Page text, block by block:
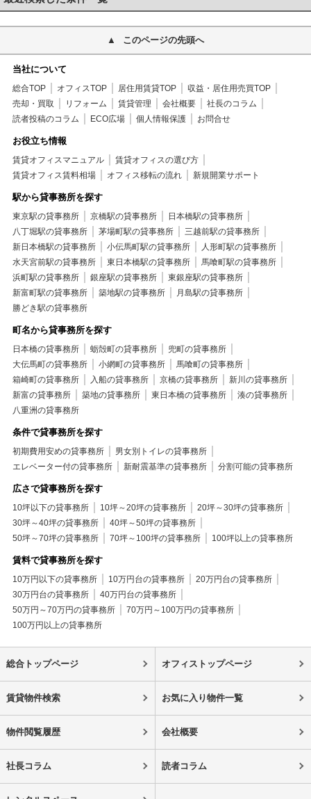
中央区+賃貸マンション+クロゼット
中央区+賃貸マンション+敷地内ごみ置
中央区+賃貸マンション+当社管理物件
中央区+賃貸マンション+24時間ゴミ出し可
中央区+賃貸マンション+2駅利用可
中央区+賃貸マンション+2沿線利用可
中央区+賃貸マンション+駅徒歩10分以内
中央区+賃貸マンション+外壁コンクリート
中央区+賃貸マンション+分譲賃貸
中央区+賃貸マンション+礼金不要
中央区+賃貸マンション+保証人不要
中央区+賃貸マンション+保証会社利用可
中央区+賃貸マンション+２Ｆ以上
このページの先頭へ
当社について
総合TOP オフィスTOP 居住用賃貸TOP
収益・居住用売買TOP
売却・買取
リフォーム 賃貸管理 会社概要
社長のコラム
読者投稿のコラム
ECO広場 個人情報保護 お問合せ
お役立ち情報
賃貸オフィスマニュアル
賃貸オフィスの選び方
賃貸オフィス賃料相場
オフィス移転の流れ 新規開業サポート
駅から貸事務所を探す
東京駅の貸事務所 京橋駅の貸事務所
日本橋駅の貸事務所
八丁堀駅の貸事務所
茅場町駅の貸事務所
三越前駅の貸事務所
新日本橋駅の貸事務所
小伝馬町駅の貸事務所
人形町駅の貸事務所
水天宮前駅の貸事務所
東日本橋駅の貸事務所
馬喰町駅の貸事務所
浜町駅の貸事務所
銀座駅の貸事務所
東銀座駅の貸事務所
新富町駅の貸事務所
築地駅の貸事務所
月島駅の貸事務所
勝どき駅の貸事務所
町名から貸事務所を探す
日本橋の貸事務所 蛎殻町の貸事務所
兜町の貸事務所
大伝馬町の貸事務所
小網町の貸事務所
馬喰町の貸事務所
箱崎町の貸事務所
入船の貸事務所 京橋の貸事務所
新川の貸事務所
新富の貸事務所
築地の貸事務所 東日本橋の貸事務所
湊の貸事務所
八重洲の貸事務所
条件で貸事務所を探す
初期費用安めの貸事務所
男女別トイレの貸事務所
エレベーター付の貸事務所
新耐震基準の貸事務所 分割可能の貸事務所
広さで貸事務所を探す
10坪以下の貸事務所 10坪～20坪の貸事務所
20坪～30坪の貸事務所
30坪～40坪の貸事務所
40坪～50坪の貸事務所
50坪～70坪の貸事務所
70坪～100坪の貸事務所 100坪以上の貸事務所
賃料で貸事務所を探す
10万円以下の貸事務所 10万円台の貸事務所
20万円台の貸事務所
30万円台の貸事務所
40万円台の貸事務所
50万円～70万円の貸事務所
70万円～100万円の貸事務所
100万円以上の貸事務所
総合トップページ オフィストップページ
賃貸物件検索 お気に入り物件一覧
物件閲覧履歴 会社概要
社長コラム 読者コラム